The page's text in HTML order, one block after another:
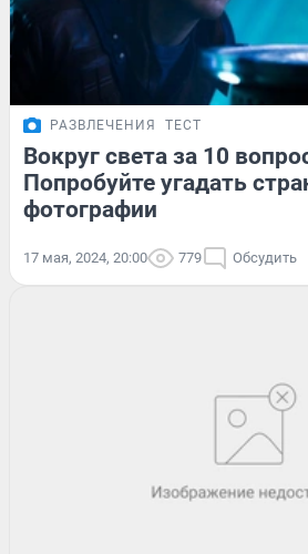
РАЗВЛЕЧЕНИЯ ТЕСТ
Вокруг света за 10
Попробуйте угадать
фотографии
17 мая, 2024, 20:00 779 Обсудить